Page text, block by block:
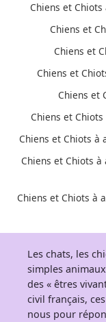
Chiens et
Chiens et
Chiens et
Chiens et
Chiens et
Chiens et
Chiens et Chiots à
Chiens et Chiots
Chiens et Chiots à
Les chats, les
simples
des « êtres
civil français,
nous pour